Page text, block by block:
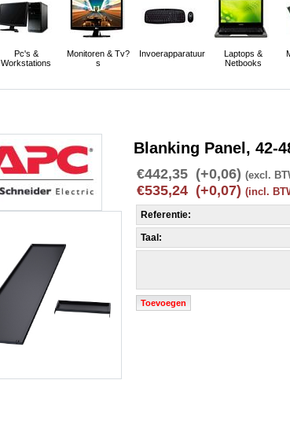
Pc's &
Workstations
Monitoren & Tv?
s
Invoerapparatuur
Laptops &
Netbooks
Blanking Panel, 42-
€442,35 (+0,06) (excl.
€535,24 (+0,07) (incl.
Referentie:
Taal:
Toevoegen